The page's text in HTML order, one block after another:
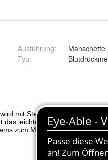
Ausführung:
Manschette
Typ: